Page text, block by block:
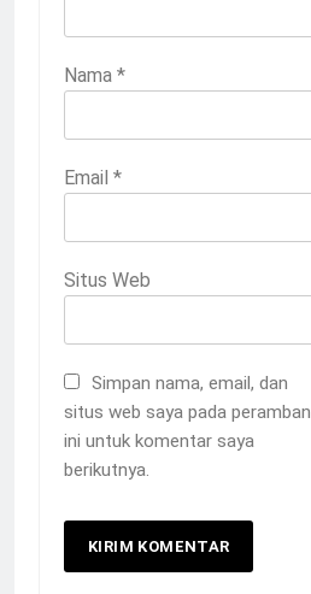
Nama *
Email *
Situs Web
Simpan nama, email, dan
situs web saya pada peramban
ini untuk komentar saya
berikutnya.